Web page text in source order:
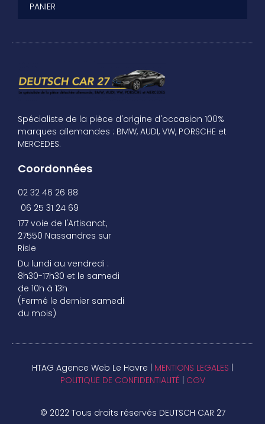
PANIER
Spécialiste de la pièce d'origine d'occasion 100%
marques allemandes : BMW, AUDI, VW, PORSCHE et
MERCEDES.
Coordonnées
02 32 46 26 88
06 25 31 24 69
177 voie de l'Artisanat,
27550 Nassandres sur
Risle
Du lundi au vendredi :
8h30-17h30 et le samedi
de 10h à 13h
(Fermé le dernier samedi
du mois)
HTAG Agence Web Le Havre | MENTIONS LEGALES |
POLITIQUE DE CONFIDENTIALITÉ | CGV
© 2022 Tous droits réservés DEUTSCH CAR 27